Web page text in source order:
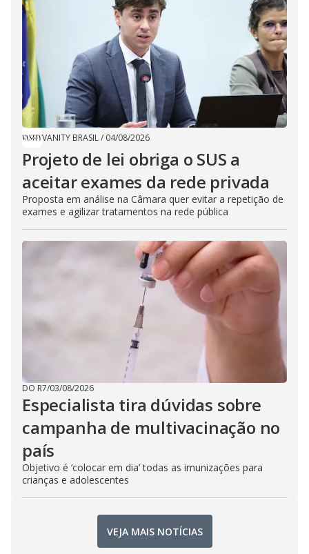
VANITY BRASIL/ 04/08/2026
Projeto de lei obriga o SUS a
aceitar exames da rede privada
Proposta em análise na Câmara quer evitar a repetição de
exames e agilizar tratamentos na rede pública
DO R7/03/08/2026
Especialista tira dúvidas sobre
campanha de multivacinação no
país
Objetivo é ‘colocar em dia’ todas as imunizações para
crianças e adolescentes
VEJA MAIS NOTÍCIAS